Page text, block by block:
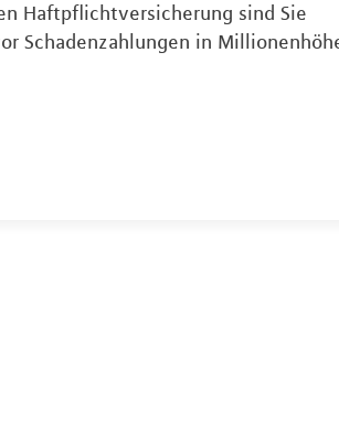
Haftpflichtversicherung sind Sie
Schadenzahlungen in